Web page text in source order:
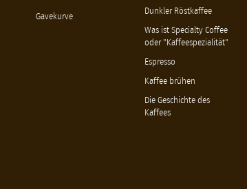
Gavekurve
Dunkler Röstkaffee
Was ist Specialty Coffee
oder "Kaffeespezialität"
Espresso
Kaffee brühen
Die Geschichte des
Kaffees